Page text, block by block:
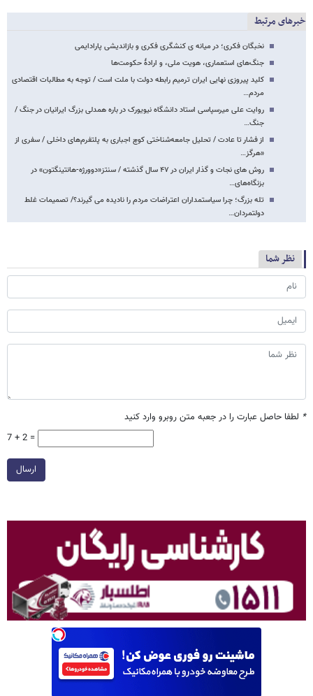
خبرهای مرتبط
نخبگان فکری؛ در میانه ی کنشگری فکری و بازاندیشی پارادایمی
جنگ‌های استعماری، هویت ملی، و ارادهٔ حکومت‌ها
کلید پیروزی نهایی ایران ترمیم رابطه دولت با ملت است / توجه به مطالبات اقتصادی
مردم…
روایت علی میرسپاسی استاد دانشگاه نیویورک در باره همدلی بزرگ ایرانیان در جنگ /
جنگ…
از فشار تا عادت / تحلیل جامعه‌شناختی کوچ اجباری به پلتفرم‌های داخلی / سفری از
«هرگز…
روش های نجات و گذار ایران در ۴۷ سال گذشته / سنتز«دوورژه-هانتینگتون» در
بزنگاه‌های…
تله بزرگ؛ چرا سیاستمداران اعتراضات مردم را نادیده می گیرند؟/ تصمیمات غلط
دولتمردان…
نظر شما
* لطفا حاصل عبارت را در جعبه متن روبرو وارد کنید
7 + 2 =
ارسال